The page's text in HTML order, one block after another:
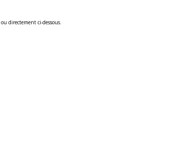
ou directement ci-dessous.